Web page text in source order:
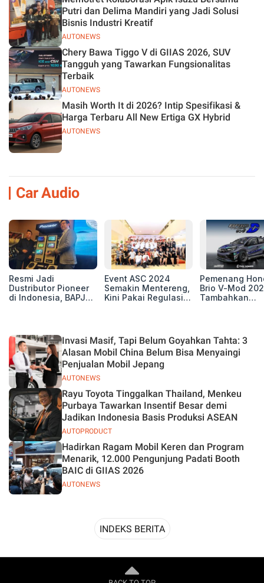
AUTONEWS
Putri dan Delima Mandiri yang Jadi Solusi
Bisnis Industri Kreatif
AUTONEWS
Chery Bawa Tiggo V di GIIAS 2026, SUV
Tangguh yang Tawarkan Fungsionalitas
Terbaik
AUTONEWS
Masih Worth It di 2026? Intip Spesifikasi &
Harga Terbaru All New Ertiga GX Hybrid
Car Audio
Resmi Jadi
Dustributor Pioneer
di Indonesia, BAPJ
Event ASC 2024
Semakin Mentereng,
Kini Pakai Regulasi
Pemenang
Brio V-Mod
Tambahkan
AUTONEWS
Invasi Masif, Tapi Belum Goyahkan Tahta: 3
Alasan Mobil China Belum Bisa Menyaingi
Penjualan Mobil Jepang
AUTOPRODUCT
Rayu Toyota Tinggalkan Thailand, Menkeu
Purbaya Tawarkan Insentif Besar demi
Jadikan Indonesia Basis Produksi ASEAN
AUTONEWS
Hadirkan Ragam Mobil Keren dan Program
Menarik, 12.000 Pengunjung Padati Booth
BAIC di GIIAS 2026
INDEKS BERITA